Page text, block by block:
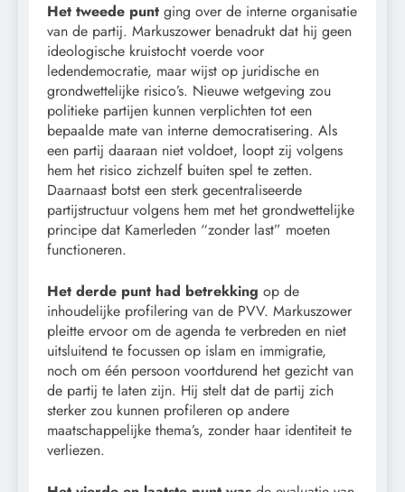
Het tweede punt ging over de interne organisatie
van de partij. Markuszower benadrukt dat hij geen
ideologische kruistocht voerde voor
ledendemocratie, maar wijst op juridische en
grondwettelijke risico’s. Nieuwe wetgeving zou
politieke partijen kunnen verplichten tot een
bepaalde mate van interne democratisering. Als
een partij daaraan niet voldoet, loopt zij volgens
hem het risico zichzelf buiten spel te zetten.
Daarnaast botst een sterk gecentraliseerde
partijstructuur volgens hem met het grondwettelijke
principe dat Kamerleden “zonder last” moeten
functioneren.
Het derde punt had betrekking op de
inhoudelijke profilering van de PVV. Markuszower
pleitte ervoor om de agenda te verbreden en niet
uitsluitend te focussen op islam en immigratie,
noch om één persoon voortdurend het gezicht van
de partij te laten zijn. Hij stelt dat de partij zich
sterker zou kunnen profileren op andere
maatschappelijke thema’s, zonder haar identiteit te
verliezen.